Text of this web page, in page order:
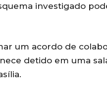
investigado
um acordo de
detido em uma